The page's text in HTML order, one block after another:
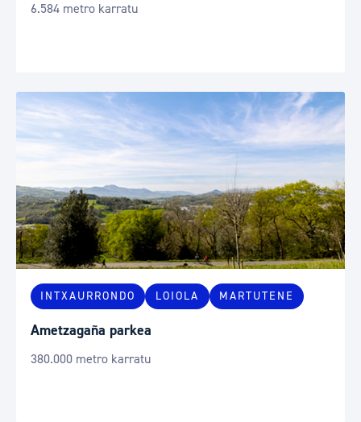
6.584 metro karratu
INTXAURRONDO LOIOLA MARTUTENE
Ametzagaña parkea
380.000 metro karratu